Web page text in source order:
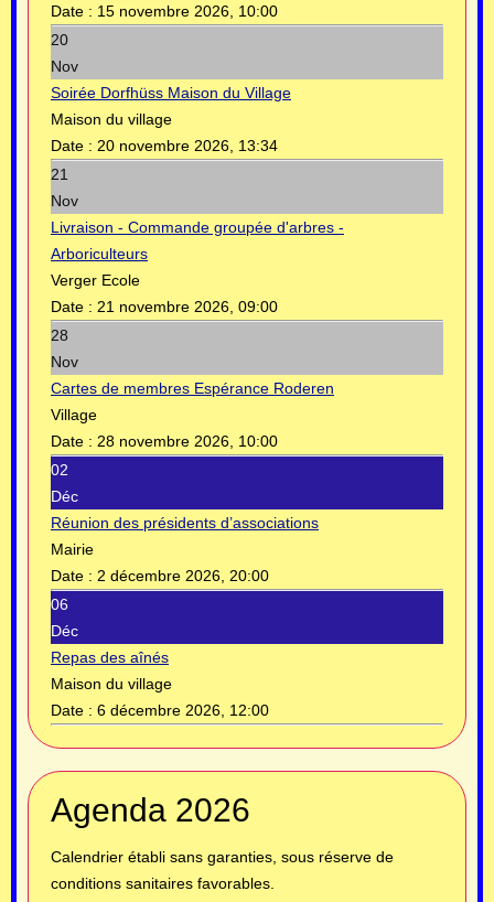
Date : 15 novembre 2026, 10:00
20
Nov
Soirée Dorfhüss Maison du Village
Maison du village
Date : 20 novembre 2026, 13:34
21
Nov
Livraison - Commande groupée d'arbres -
Arboriculteurs
Verger Ecole
Date : 21 novembre 2026, 09:00
28
Nov
Cartes de membres Espérance Roderen
Village
Date : 28 novembre 2026, 10:00
02
Déc
Réunion des présidents d’associations
Mairie
Date : 2 décembre 2026, 20:00
06
Déc
Repas des aînés
Maison du village
Date : 6 décembre 2026, 12:00
Agenda 2026
Calendrier établi sans garanties, sous réserve de
conditions sanitaires favorables.
Année
précédente
précédent
suivante
suivant